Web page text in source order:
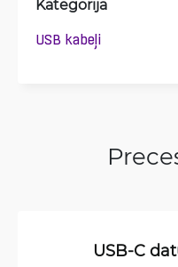
USB kabeļi
USB-C